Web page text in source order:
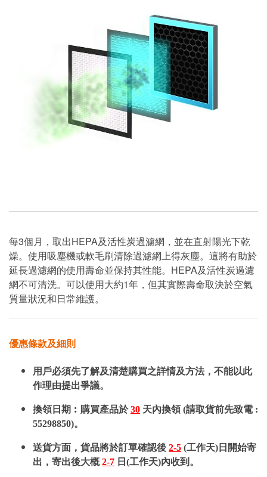
每3個月，取出HEPA及活性炭過濾網，並在直射陽光下乾
燥。使用吸塵機或軟毛刷清除過濾網上得灰塵。這將有助於
延長過濾網的使用壽命並保持其性能。HEPA及活性炭過濾
網不可清洗。可以使用大約1年，但其實際壽命取決於空氣
質量狀況和日常維護。
優惠條款及細則
用戶必須先了解及清楚購買之詳情及方法，不能以此
作理由提出爭議。
換領日期︰購買產品於30 天內換領 (請取貨前先致電 :
55298850)。
送貨方面，貨品將於訂單確認後 2-5 (工作天)日開始寄
出，寄出後大概2-7 日(工作天)內收到。